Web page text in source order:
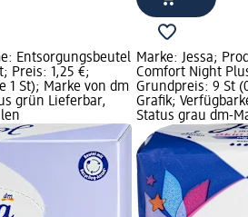
Entsorgungsbeutel
Preis: 1,25 €;
1 St); Marke von dm
grün Lieferbar,
Marke: Jessa;
Comfort Night
Grundpreis: 9 St
Grafik;
Status grau dm-